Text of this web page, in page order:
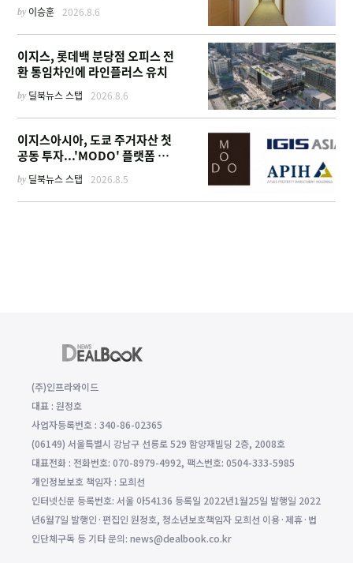
고 '이름'만 팔기 시작했을까
by 이승훈 2026.8.6
이지스, 롯데백 분당점 오피스 전
환 통임차인에 라인플러스 유치
by 딜북뉴스 스탭 2026.8.6
이지스아시아, 도쿄 주거자산 첫
공동 투자...'MODO' 플랫폼 가
by 딜북뉴스 스탭 2026.8.5
(주)인프라와이드
대표 : 원정호
사업자등록번호 : 340-86-02365
(06149) 서울특별시 강남구 선릉로 529 함양재빌딩 2층, 2008호
대표전화 : 전화번호: 070-8979-4992, 팩스번호: 0504-333-5985
개인정보보호 책임자 : 모희선
인터넷신문 등록번호: 서울 아54136 등록일 2022년1월25일 발행일 2022
년6월7일 발행인·편집인 원정호, 청소년보호책임자 모희선 이용·제휴·법
인단체구독 등 기타 문의: news@dealbook.co.kr